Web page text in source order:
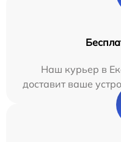
Наш курьер в
доставит ваше